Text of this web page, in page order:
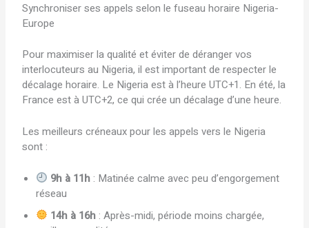
Synchroniser ses appels selon le fuseau horaire Nigeria-
Europe
Pour maximiser la qualité et éviter de déranger vos
interlocuteurs au Nigeria, il est important de respecter le
décalage horaire. Le Nigeria est à l’heure UTC+1. En été, la
France est à UTC+2, ce qui crée un décalage d’une heure.
Les meilleurs créneaux pour les appels vers le Nigeria
sont :
9h à 11h : Matinée calme avec peu d’engorgement
réseau
14h à 16h : Après-midi, période moins chargée,